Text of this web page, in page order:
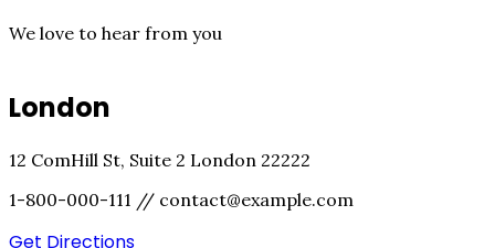
We love to hear from you
London
12 ComHill St, Suite 2 London 22222
1-800-000-111 // contact@example.com
Get Directions